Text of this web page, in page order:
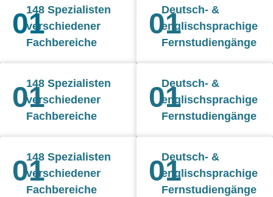
01
148 Spezialisten
verschiedener
Fachbereiche
01
Deutsch- &
englischsprachige
Fernstudiengänge
01
148 Spezialisten
verschiedener
Fachbereiche
01
Deutsch- &
englischsprachige
Fernstudiengänge
01
148 Spezialisten
verschiedener
Fachbereiche
01
Deutsch- &
englischsprachige
Fernstudiengänge